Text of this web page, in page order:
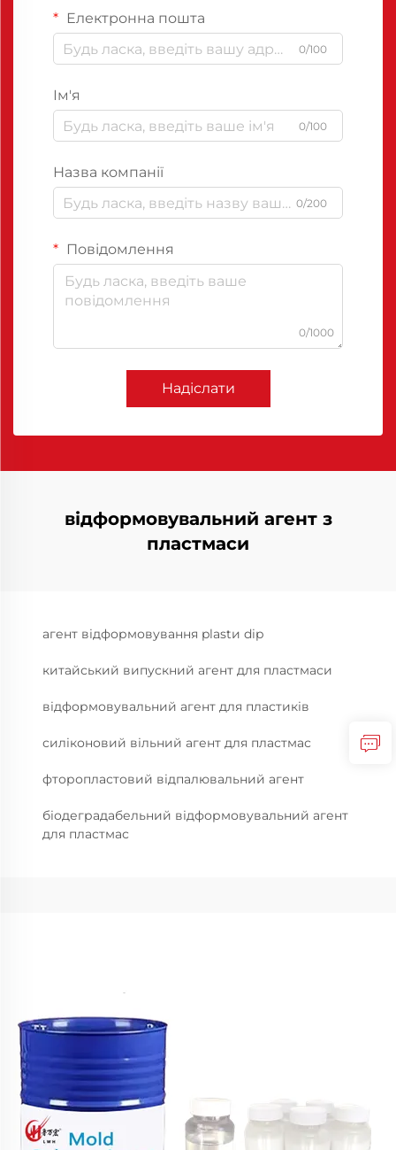
Електронна пошта
0/100
Ім'я
0/100
Назва компанії
0/200
Повідомлення
0/1000
Надіслати
відформовувальний агент з
пластмаси
агент відформовування plastи dip
китайський випускний агент для пластмаси
відформовувальний агент для пластиків
силіконовий вільний агент для пластмас
фторопластовий відпалювальний агент
біодеградабельний відформовувальний агент
для пластмас